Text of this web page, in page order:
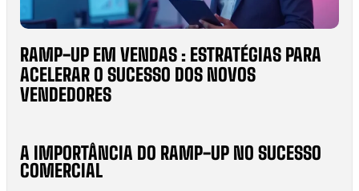
RAMP-UP EM VENDAS : ESTRATÉGIAS PARA
ACELERAR O SUCESSO DOS NOVOS
VENDEDORES
A IMPORTÂNCIA DO RAMP-UP NO SUCESSO
COMERCIAL